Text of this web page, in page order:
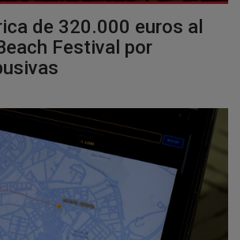
de 320.000 euros al
Festival por